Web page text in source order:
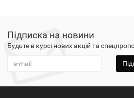
Підписка на новини
Будьте в курсі нових акцій та